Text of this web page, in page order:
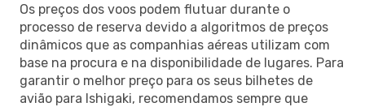
Os preços dos voos podem flutuar durante o
processo de reserva devido a algoritmos de preços
dinâmicos que as companhias aéreas utilizam com
base na procura e na disponibilidade de lugares. Para
garantir o melhor preço para os seus bilhetes de
avião para Ishigaki, recomendamos sempre que